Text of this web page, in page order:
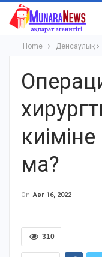
Home Денсаулық
ма?
On Авг 16, 2022
310